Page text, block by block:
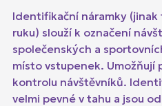
Identifikační náramky
ruku) slouží k označení
společenských a
místo vstupenek. Umožňují
kontrolu návštěvníků.
velmi pevné v tahu a jsou